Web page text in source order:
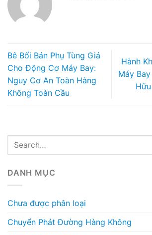
Bê Bối Bán Phụ Tùng Giả
Cho Động Cơ Máy Bay:
Nguy Cơ An Toàn Hàng
Không Toàn Cầu
Hành
Máy
DANH MỤC
Chưa được phân loại
Chuyển Phát Đường Hàng Không